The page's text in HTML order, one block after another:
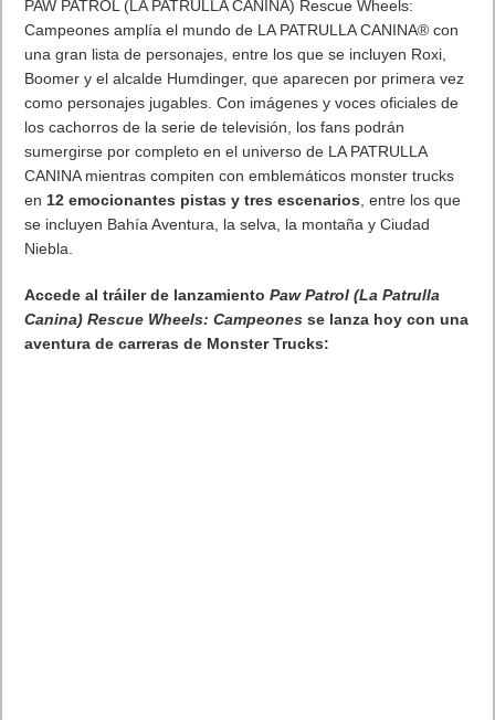
PAW PATROL (LA PATRULLA CANINA) Rescue Wheels:
Campeones amplía el mundo de LA PATRULLA CANINA® con
una gran lista de personajes, entre los que se incluyen Roxi,
Boomer y el alcalde Humdinger, que aparecen por primera vez
como personajes jugables. Con imágenes y voces oficiales de
los cachorros de la serie de televisión, los fans podrán
sumergirse por completo en el universo de LA PATRULLA
CANINA mientras compiten con emblemáticos monster trucks
en12 emocionantes pistas y tres escenarios, entre los que
se incluyen Bahía Aventura, la selva, la montaña y Ciudad
Niebla.
Accede al tráiler de lanzamientoPaw Patrol (La Patrulla
Canina) Rescue Wheels: Campeones se lanza hoy con una
aventura de carreras de Monster Trucks: